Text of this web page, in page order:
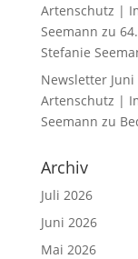
Artenschutz |
Seemann zu
Stefanie
Newsletter
Artenschutz |
Seemann zu
Archiv
Juli 2026
Juni 2026
Mai 2026